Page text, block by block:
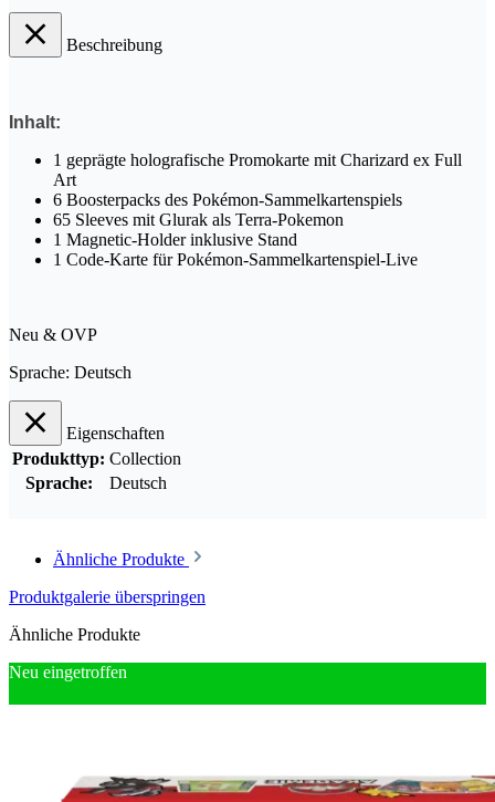
Beschreibung
Inhalt:
1 geprägte holografische Promokarte mit Charizard ex Full
Art
6 Boosterpacks des Pokémon-Sammelkartenspiels
65 Sleeves mit Glurak als Terra-Pokemon
1 Magnetic-Holder inklusive Stand
1 Code-Karte für Pokémon-Sammelkartenspiel-Live
Neu & OVP
Sprache: Deutsch
Eigenschaften
Produkttyp: Collection
Sprache:
Deutsch
Ähnliche Produkte
Produktgalerie überspringen
Ähnliche Produkte
Neu eingetroffen